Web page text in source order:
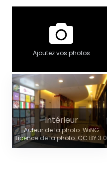
Ajoutez vos photos
Intérieur
Auteur de la photo: WiNG
Licence de la photo: CC BY 3.0